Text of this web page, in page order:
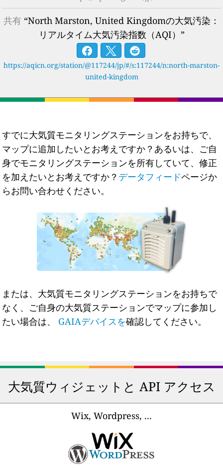
共有 “North Marston, United Kingdomの大気汚染：
リアルタイム大気汚染指数（AQI）”
https://aqicn.org/station/@117244/jp/#/s:117244/n:north-marston-
united-kingdom
すでに大気質モニタリングステーションをお持ちで、
マップに追加したいとお考えですか？あるいは、ご自
身でモニタリングステーションを所有していて、修正
を加えたいとお考えですか？ データフィードページか
らお問い合わせください。
または、大気質モニタリングステーションをお持ちで
なく、ご自身の大気質ステーションでマップに参加し
たい場合は、 GAIAデバイスを確認してください。
大気質ウィジェットと API アクセス
Wix, Wordpress, ...